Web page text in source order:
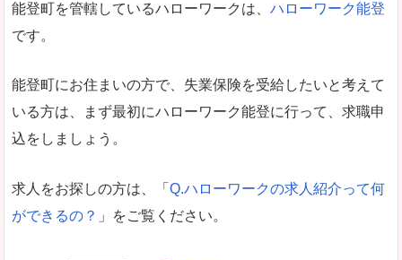
能登町を管轄しているハローワークは、 ハローワーク能登
です。
能登町にお住まいの方で、失業保険を受給したいと考えて
いる方は、まず最初にハローワーク能登に行って、求職申
込をしましょう。
求人をお探しの方は、「 Q.ハローワークの求人紹介って何
ができるの？ 」をご覧ください。